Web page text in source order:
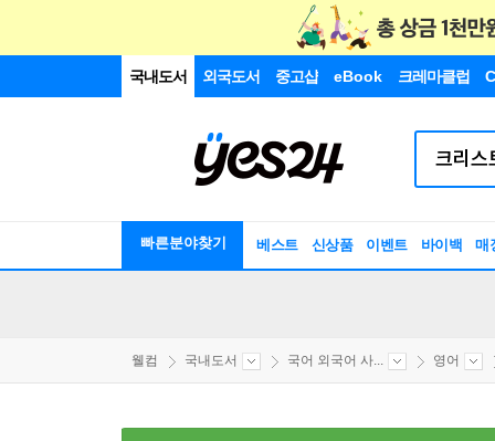
국내도서 외국도서 중고샵 eBook 크레마클럽
빠른분야찾기 베스트 신상품 이벤트 바이백 매
웰컴 국내도서 국어 외국어 사... 영어